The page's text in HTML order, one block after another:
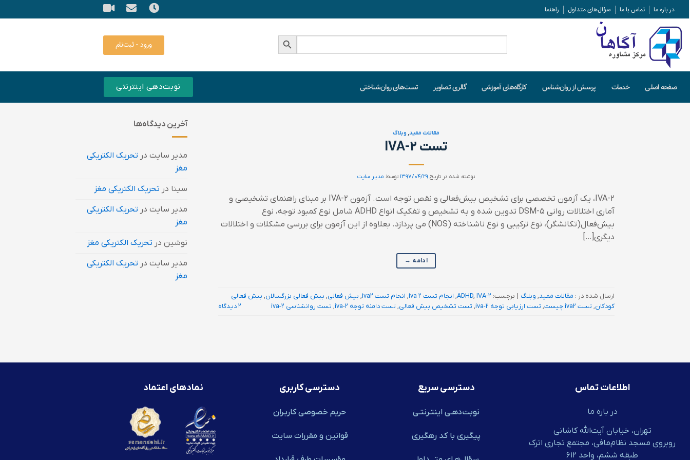
در باره ما تماس با ما سؤال‌های متداول راهنما
جستجو دکمه جستجو
ورود - ثبت‌نام
صفحه اصلـی خدمات پرسش از روان‌شناس کارگاه‌های آموزشی گالری تصاویر تست‌های روان‌شناختی نوبت‌دهی اینترنتی
مقالات مفید, وبلاگ
تست IVA-2
نوشته شده در تاریخ ۱۳۹۷/۰۴/۲۹ توسط مدیر سایت
IVA-2، یک آزمون تخصصی برای تشخیص بیش‌فعالی و نقص توجه است. آزمون IVA-2 بر مبنای راهنمای تشخیصی و
آماری اختلالات روانی DSM-5 تدوین شده و به تشخیص و تفکیک انواع ADHD شامل نوع کمبود توجه، نوع
بیش‌فعال(تکانشگر)، نوع ترکیبی و نوع ناشناخته (NOS) می پردازد. بعلاوه از این آزمون برای بررسی مشکلات و اختلالات
دیگری[…]
ادامه →
ارسال شده در : مقالات مفید, وبلاگ | برچسب: ADHD, IVA-2
, انجام تست iva 2 , انجام تست iva2 , بیش فعالی, بیش فعالی بزرگسالان, بیش فعالی
کودکان, تست iva2 چیست , تست ارزیابی توجه iva-2 , تست تشخیص بیش فعالی, تست دامنه توجه iva-2 , تست روانشناسی iva-2 2 دیدگاه
آخرین دیدگاه‌ها
مدیر سایت در تحریک الکتریکی
مغز
سینا در تحریک الکتریکی مغز
مدیر سایت در تحریک الکتریکی
مغز
نوشین در تحریک الکتریکی مغز
مدیر سایت در تحریک الکتریکی
مغز
اطلاعات تماس
در باره ما
تهران، خیابان آیت‌الله کاشانی
روبروی مسجد نظام‌مافی، مجتمع تجاری اترک
طبقه ششم، واحد ۶۱۲
دسترسی سریع
نوبت‌دهـی اینتـرنتـی
پیگیری با کد رهگیری
دسترسی کاربری
حریم خصوصی کاربـران
قوانین و مقررات سایت
نمادهای اعتماد